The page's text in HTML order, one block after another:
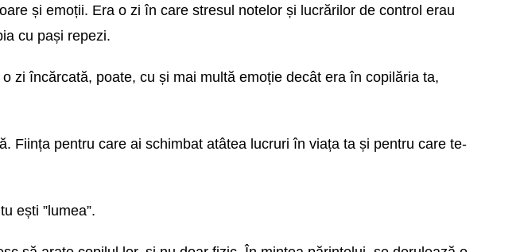
și emoții. Era o zi în care stresul notelor și lucrărilor de control erau
cu pași repezi.
zi încărcată, poate, cu și mai multă emoție decât era în copilăria ta,
Ființa pentru care ai schimbat atâtea lucruri în viața ta și pentru care te-
ești ”lumea”.